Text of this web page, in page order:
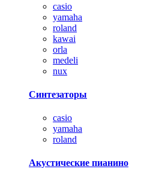
casio
yamaha
roland
kawai
orla
medeli
nux
Синтезаторы
casio
yamaha
roland
Акустические пианино